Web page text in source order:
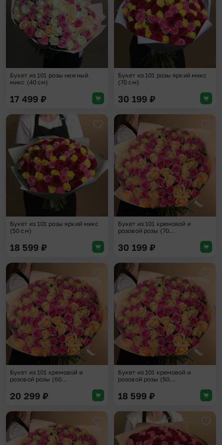
Букет из 101 розы нежный
микс (40 см)
17 499 ₽
Букет из 101 розы яркий микс
(70 см)
30 199 ₽
Добавить в избранное
Букет из 101 розы яркий микс
(50 см)
18 599 ₽
Букет из 101 кремовой и
розовой розы (70...
30 199 ₽
Добавить в избранное
Букет из 101 кремовой и
розовой розы (60...
20 299 ₽
Букет из 101 кремовой и
розовой розы (50...
18 599 ₽
Добавить в избранное